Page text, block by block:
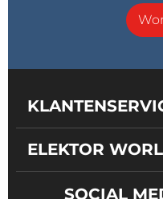
ELEKTOR
SOCIAL